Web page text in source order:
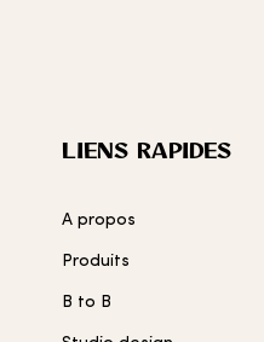
LIENS RAPIDES
A propos
Produits
B to B